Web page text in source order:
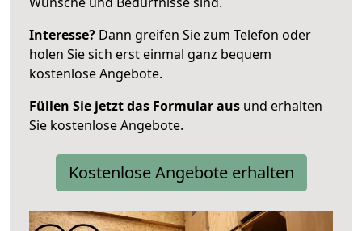
Interesse? Dann greifen Sie zum Telefon oder
holen Sie sich erst einmal ganz bequem
kostenlose Angebote.
Füllen Sie jetzt das Formular aus und erhalten
Sie kostenlose Angebote.
Kostenlose Angebote erhalten